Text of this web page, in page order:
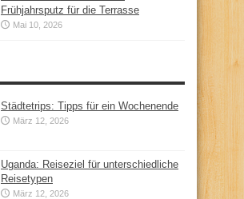
Frühjahrsputz für die Terrasse
Mai 10, 2026
Städtetrips: Tipps für ein Wochenende
März 12, 2026
Uganda: Reiseziel für unterschiedliche
Reisetypen
März 12, 2026